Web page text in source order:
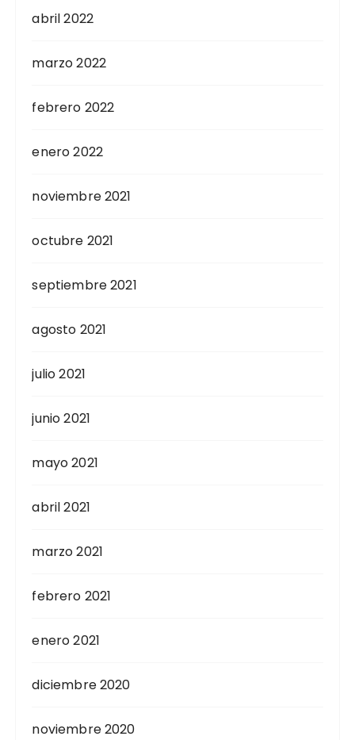
abril 2022
marzo 2022
febrero 2022
enero 2022
noviembre 2021
octubre 2021
septiembre 2021
agosto 2021
julio 2021
junio 2021
mayo 2021
abril 2021
marzo 2021
febrero 2021
enero 2021
diciembre 2020
noviembre 2020